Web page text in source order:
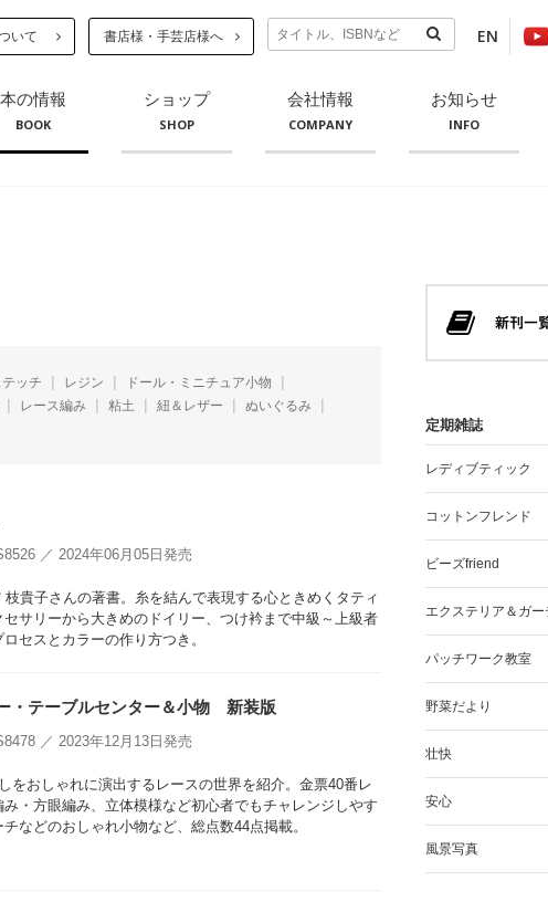
いて 書店様・手芸店様へ EN
本の情報
BOOK
ショップ
SHOP
会社情報
COMPANY
お知らせ
INFO
ッチ レジン
ドール・ミニチュア小物
レース編み 粘土 紐＆レザー
ぬいぐるみ
／ 2024年06月05日発売
貴子さんの著書。糸を結んで表現する心ときめくタティ
サリーから大きめのドイリー、つけ衿まで中級～上級者
セスとカラーの作り方つき。
・テーブルセンター＆小物 新装版
／ 2023年12月13日発売
をおしゃれに演出するレースの世界を紹介。金票40番レ
・方眼編み、立体模様など初心者でもチャレンジしやす
などのおしゃれ小物など、総点数44点掲載。
定期雑誌
レディブティック
コットンフレンド
ビーズfriend
エクステリア＆ガー
パッチワーク教室
野菜だより
壮快
安心
風景写真